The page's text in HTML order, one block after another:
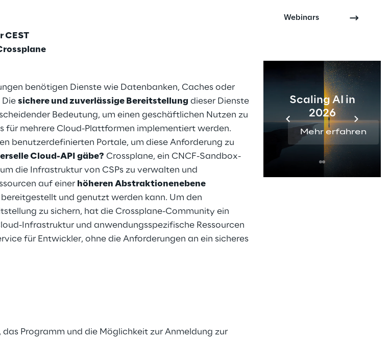
Prebuilt AI Apps
Mehr erfahren
Webinars
Scaling AI in
2026
Mehr erfahren
CEST
benötigen Dienste wie Datenbanken, Caches oder
Diesichere und zuverlässige Bereitstellung dieser Dienste
Bedeutung, um einen geschäftlichen Nutzen zu
für mehrere Cloud-Plattformen implementiert werden.
benutzerdefinierten Portale, um diese Anforderung zu
Cloud-API gäbe? Crossplane, ein CNCF-Sandbox-
die Infrastruktur von CSPs zu verwalten und
auf einer höheren Abstraktionenebene
und genutzt werden kann. Um den
zu sichern, hat die Crossplane-Community ein
Infrastruktur und anwendungsspezifische Ressourcen
für Entwickler, ohne die Anforderungen an ein sicheres
Programm und die Möglichkeit zur Anmeldung zur